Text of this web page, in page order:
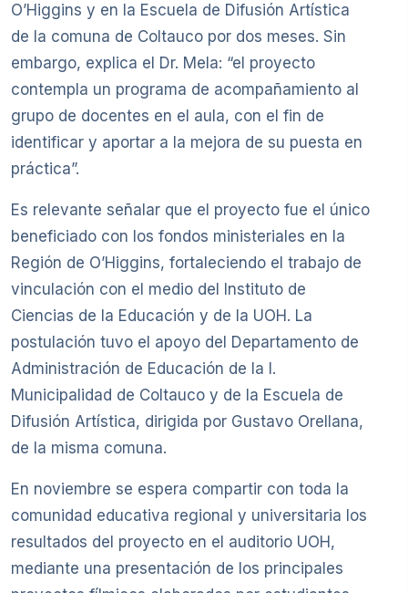
O’Higgins y en la Escuela de Difusión Artística
de la comuna de Coltauco por dos meses. Sin
embargo, explica el Dr. Mela: “el proyecto
contempla un programa de acompañamiento al
grupo de docentes en el aula, con el fin de
identificar y aportar a la mejora de su puesta en
práctica”.
Es relevante señalar que el proyecto fue el único
beneficiado con los fondos ministeriales en la
Región de O’Higgins, fortaleciendo el trabajo de
vinculación con el medio del Instituto de
Ciencias de la Educación y de la UOH. La
postulación tuvo el apoyo del Departamento de
Administración de Educación de la I.
Municipalidad de Coltauco y de la Escuela de
Difusión Artística, dirigida por Gustavo Orellana,
de la misma comuna.
En noviembre se espera compartir con toda la
comunidad educativa regional y universitaria los
resultados del proyecto en el auditorio UOH,
mediante una presentación de los principales